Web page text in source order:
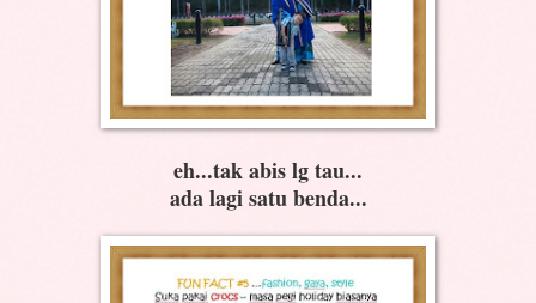
eh...tak abis lg tau...
ada lagi satu benda...